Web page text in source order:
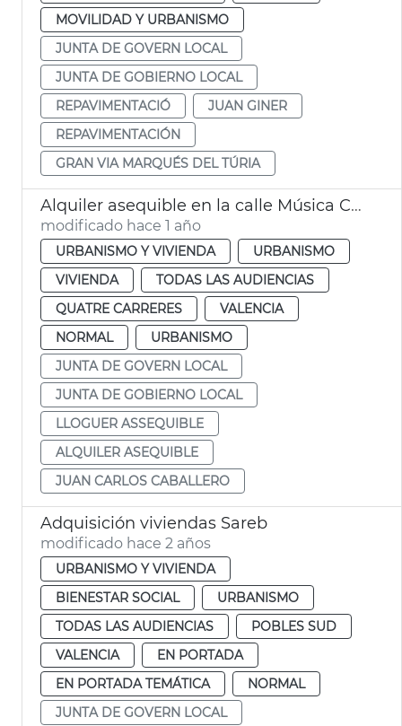
MOVILIDAD Y URBANISMO
JUNTA DE GOVERN LOCAL
JUNTA DE GOBIERNO LOCAL
REPAVIMENTACIÓ
JUAN GINER
REPAVIMENTACIÓN
GRAN VIA MARQUÉS DEL TÚRIA
Alquiler asequible en la calle Música Chapí València
modificado hace 1 año
URBANISMO Y VIVIENDA
URBANISMO
VIVIENDA
TODAS LAS AUDIENCIAS
QUATRE CARRERES
VALENCIA
NORMAL
URBANISMO
JUNTA DE GOVERN LOCAL
JUNTA DE GOBIERNO LOCAL
LLOGUER ASSEQUIBLE
ALQUILER ASEQUIBLE
JUAN CARLOS CABALLERO
Adquisición viviendas Sareb
modificado hace 2 años
URBANISMO Y VIVIENDA
BIENESTAR SOCIAL
URBANISMO
TODAS LAS AUDIENCIAS
POBLES SUD
VALENCIA
EN PORTADA
EN PORTADA TEMÁTICA
NORMAL
JUNTA DE GOVERN LOCAL